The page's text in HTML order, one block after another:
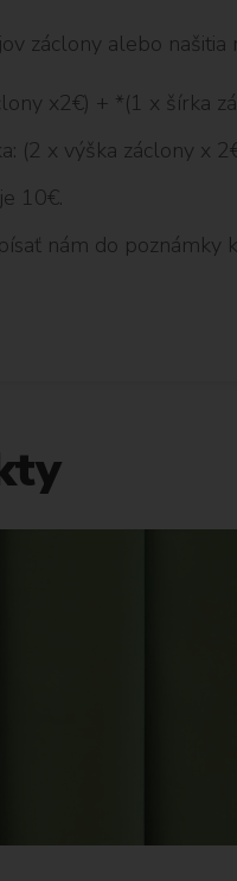
záclony alebo našitia
x2€) + *(1 x šírka
(2 x výška záclony x
10€.
nám do poznámky